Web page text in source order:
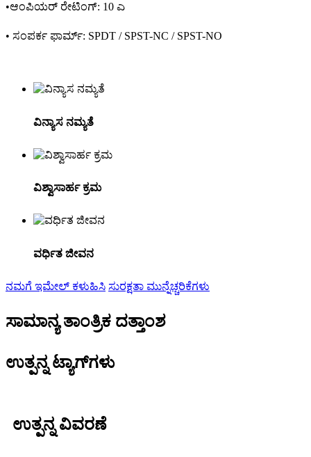
•ಆಂಪಿಯರ್ ರೇಟಿಂಗ್: 10 ಎ
• ಸಂಪರ್ಕ ಫಾರ್ಮ್: SPDT / SPST-NC / SPST-NO
ವಿನ್ಯಾಸ ನಮ್ಯತೆ
ವಿಶ್ವಾಸಾರ್ಹ ಕ್ರಮ
ವರ್ಧಿತ ಜೀವನ
ನಮಗೆ ಇಮೇಲ್ ಕಳುಹಿಸಿ ಸುರಕ್ಷತಾ ಮುನ್ನೆಚ್ಚರಿಕೆಗಳು
ಸಾಮಾನ್ಯ ತಾಂತ್ರಿಕ ದತ್ತಾಂಶ
ಉತ್ಪನ್ನ ಟ್ಯಾಗ್‌ಗಳು
ಉತ್ಪನ್ನ ವಿವರಣೆ